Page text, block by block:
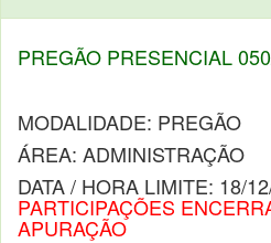
PREGÃO PRESENCIAL
MODALIDADE: PREGÃO
ÁREA: ADMINISTRAÇÃO
DATA / HORA LIMITE: 18/
PARTICIPAÇÕES
APURAÇÃO